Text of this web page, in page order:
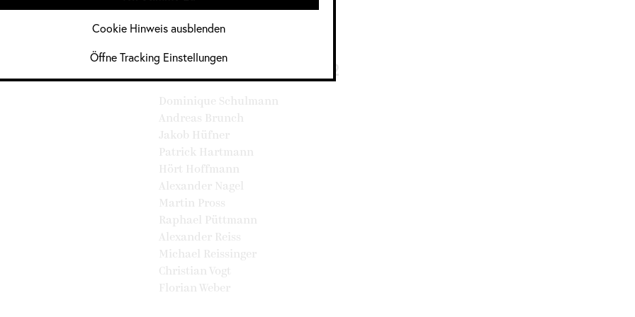
Franciska Maas
Claudia Bußjaeger
Mitglieder männlich: 12
Dominique Schulmann
Andreas Brunch
Jakob Hüfner
Patrick Hartmann
Hört Hoffmann
Alexander Nagel
Martin Pross
Raphael Püttmann
Alexander Reiss
Michael Reissinger
Christian Vogt
Florian Weber
Cookie Hinweis ausblenden
Öffne Tracking Einstellungen